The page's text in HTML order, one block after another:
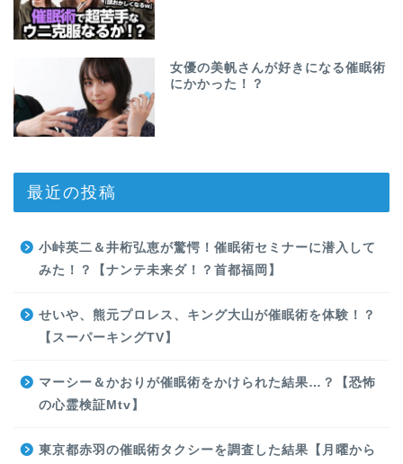
女優の美帆さんが好きになる催眠術
にかかった！？
最近の投稿
小峠英二＆井桁弘恵が驚愕！催眠術セミナーに潜入して
みた！？【ナンテ未来ダ！？首都福岡】
せいや、熊元プロレス、キング大山が催眠術を体験！？
【スーパーキングTV】
マーシー＆かおりが催眠術をかけられた結果…？【恐怖
の心霊検証Mtv】
東京都赤羽の催眠術タクシーを調査した結果【月曜から